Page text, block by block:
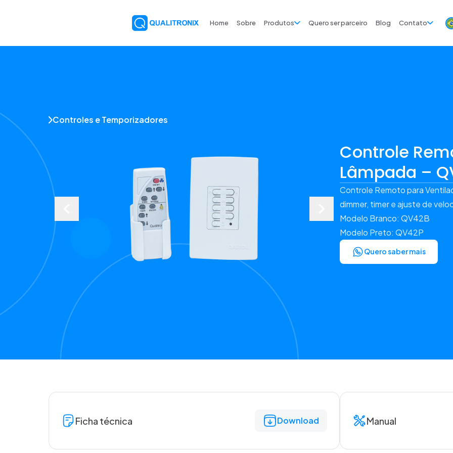
Home Sobre Produtos Quero ser parceiro Blog Contato
Controles e Temporizadores
Controle
Lâmpada –
Controle Remoto para
dimmer, timer e ajuste de
Modelo Branco: QV42B
Modelo Preto: QV42P
Quero saber mais
Ficha técnica Download Manual